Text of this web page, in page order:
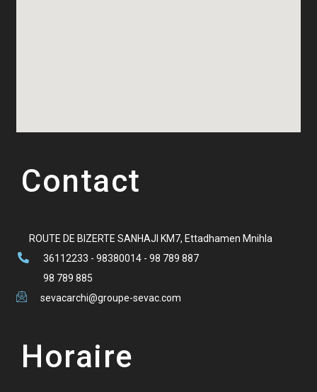
Contact
ROUTE DE BIZERTE SANHAJI KM7, Ettadhamen Mnihla
36112233 - 98380014 - 98 789 887
98 789 885
sevacarchi@groupe-sevac.com
Horaire